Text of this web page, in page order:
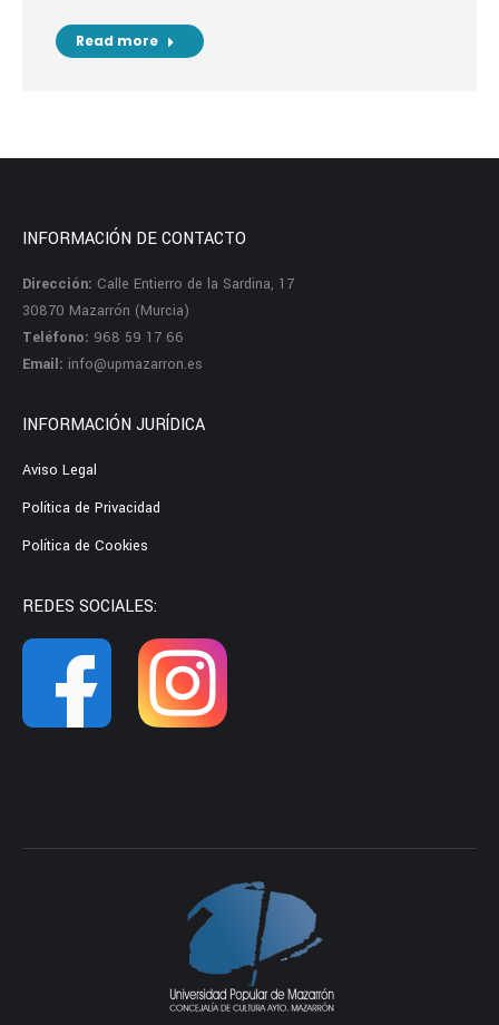
Read more
INFORMACIÓN DE CONTACTO
Dirección: Calle Entierro de la Sardina, 17
30870 Mazarrón (Murcia)
Teléfono: 968 59 17 66
Email: info@upmazarron.es
INFORMACIÓN JURÍDICA
Aviso Legal
Política de Privacidad
Política de Cookies
REDES SOCIALES: